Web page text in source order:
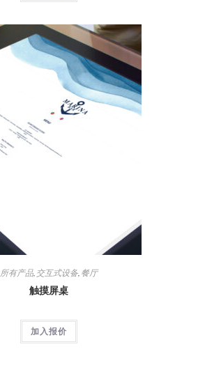
所有产品, 交互式设备, 餐厅
触摸屏桌
加入报价